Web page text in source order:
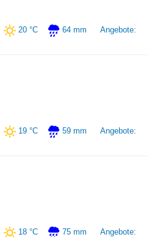
20 °C 64 mm
Angebote:
19 °C 59 mm
Angebote:
18 °C 75 mm
Angebote: